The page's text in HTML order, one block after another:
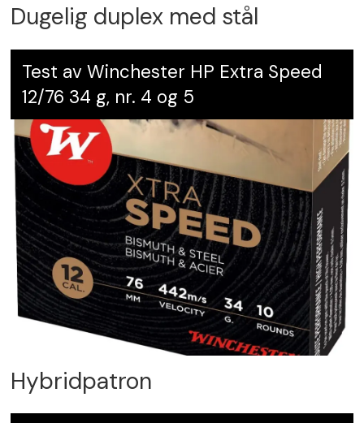
Dugelig duplex med stål
Test av Winchester HP Extra Speed
12/76 34 g, nr. 4 og 5
Hybridpatron